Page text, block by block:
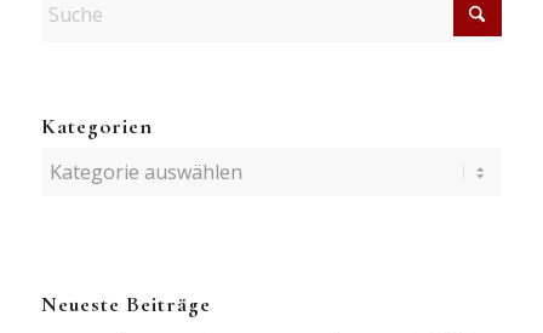
Kategorien
Kategorien
Neueste Beiträge